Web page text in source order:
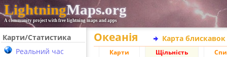
LightningMaps.org
A community project with free lightning maps and apps
Карти/Статистика
Реальний час
Океанія Карта
Карти Щільність